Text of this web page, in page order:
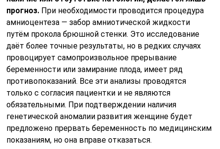
прогноз. При необходимости проводится процедура
амниоцентеза — забор амниотической жидкости
путём прокола брюшной стенки. Это исследование
даёт более точные результаты, но в редких случаях
провоцирует самопроизвольное прерывание
беременности или замирание плода, имеет ряд
противопоказаний. Все эти анализы проводятся
только с согласия пациентки и не являются
обязательными. При подтверждении наличия
генетической аномалии развития женщине будет
предложено прервать беременность по медицинским
показаниям, но она вправе отказаться.